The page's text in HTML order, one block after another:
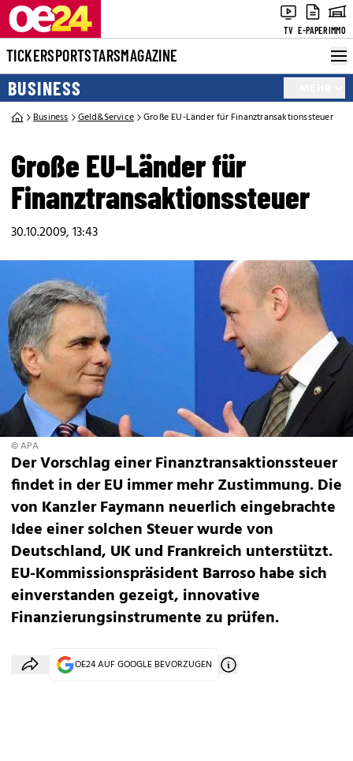
TV E-PAPERIMMO
TICKERSPORTSTARSMAGAZINE
BUSINESS
Business Geld&Service Große EU-Länder für Finanztransaktionssteuer
Große EU-Länder für
Finanztransaktionssteuer
30.10.2009, 13:43
© APA
Der Vorschlag einer Finanztransaktionssteuer
findet in der EU immer mehr Zustimmung. Die
von Kanzler Faymann neuerlich eingebrachte
Idee einer solchen Steuer wurde von
Deutschland, UK und Frankreich unterstützt.
EU-Kommissionspräsident Barroso habe sich
einverstanden gezeigt, innovative
Finanzierungsinstrumente zu prüfen.
OE24 AUF GOOGLE BEVORZUGEN